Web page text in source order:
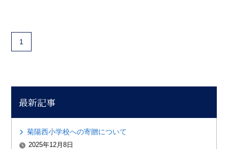
1
最新記事
菊陽西小学校への寄贈について
2025年12月8日